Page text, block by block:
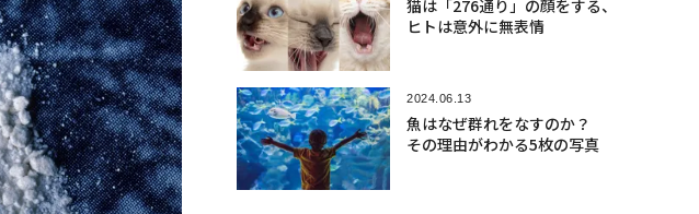
猫は「276通り」の顔をする、
ヒトは意外に無表情
2024.06.13
魚はなぜ群れをなすのか？
その理由がわかる5枚の写真